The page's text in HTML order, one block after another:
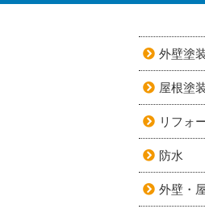
外壁塗
屋根塗
リフォ
防水
外壁・